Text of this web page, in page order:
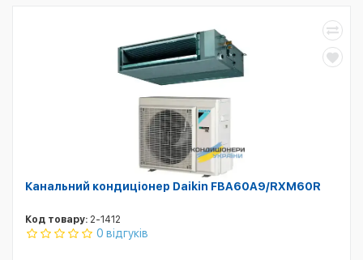
Канальний кондиціонер Daikin FBA60A9/RXM60R
Код товару: 2-1412
0 відгуків